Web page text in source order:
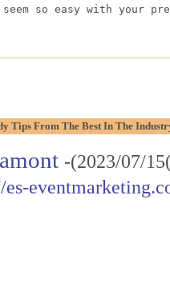
so easy with your
Tips From The Best In The
-(2023/07/